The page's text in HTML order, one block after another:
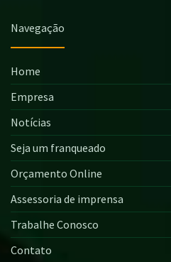
Navegação
Home
Empresa
Notícias
Seja um franqueado
Orçamento Online
Assessoria de imprensa
Trabalhe Conosco
Contato